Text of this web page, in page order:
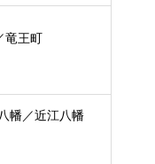
竜王町
幡／近江八幡